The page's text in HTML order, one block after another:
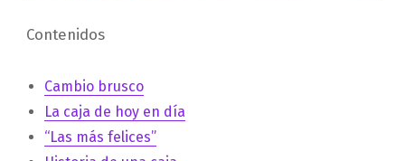
Contenidos
Cambio brusco
La caja de hoy en día
“Las más felices”